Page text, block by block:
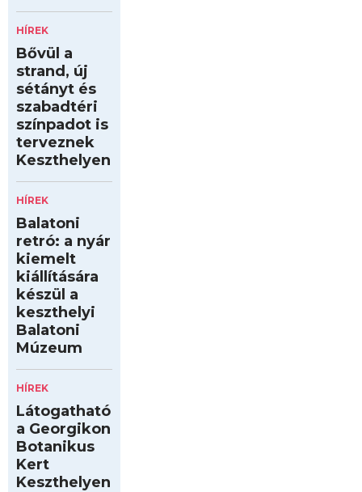
HÍREK
Bővül a
strand, új
sétányt és
szabadtéri
színpadot is
terveznek
Keszthelyen
HÍREK
Balatoni
retró: a nyár
kiemelt
kiállítására
készül a
keszthelyi
Balatoni
Múzeum
HÍREK
Látogatható
a Georgikon
Botanikus
Kert
Keszthelyen